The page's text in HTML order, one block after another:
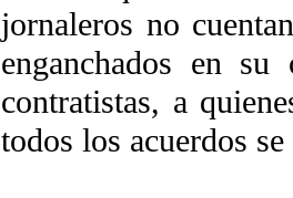
jornaleros no
enganchados en
contratistas, a
todos los acuerdos